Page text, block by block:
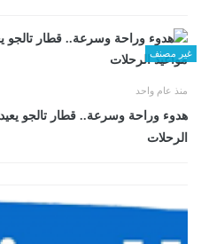
غير مصنف
منذ عام واحد
هدوء وراحة وسرعة.. قطار تالجو
الرحلات